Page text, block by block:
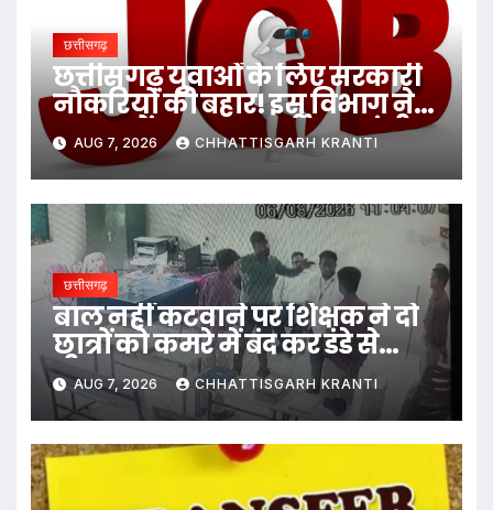
छत्तीसगढ़
छत्तीसगढ़ युवाओं के लिए सरकारी
नौकरियों की बहार! इस विभाग ने
1235 पदों पर बम्पर भर्ती, डाटा एंट्री
ऑपरेटर के ही 400 पद…
AUG 7, 2026 CHHATTISGARH KRANTI
छत्तीसगढ़
बाल नहीं कटवाने पर शिक्षक ने दो
छात्रों को कमरे में बंद कर डंडे से
पीटा…
AUG 7, 2026 CHHATTISGARH KRANTI